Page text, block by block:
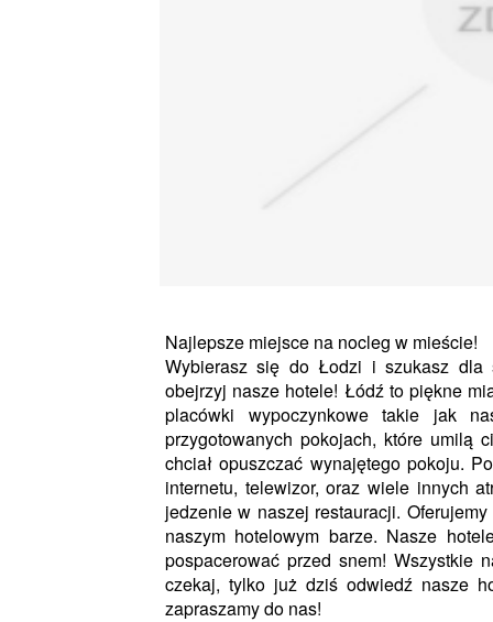
Najlepsze miejsce na nocleg w mieście!
Wybierasz się do Łodzi i szukasz dla
obejrzyj nasze hotele! Łódź to piękne
placówki wypoczynkowe takie jak
przygotowanych pokojach, które
chciał opuszczać wynajętego pokoju.
internetu, telewizor, oraz wiele innych
jedzenie w naszej restauracji.
naszym hotelowym barze. Nasze
pospacerować przed snem! Wszystkie
czekaj, tylko już dziś odwiedź nasze
zapraszamy do nas!